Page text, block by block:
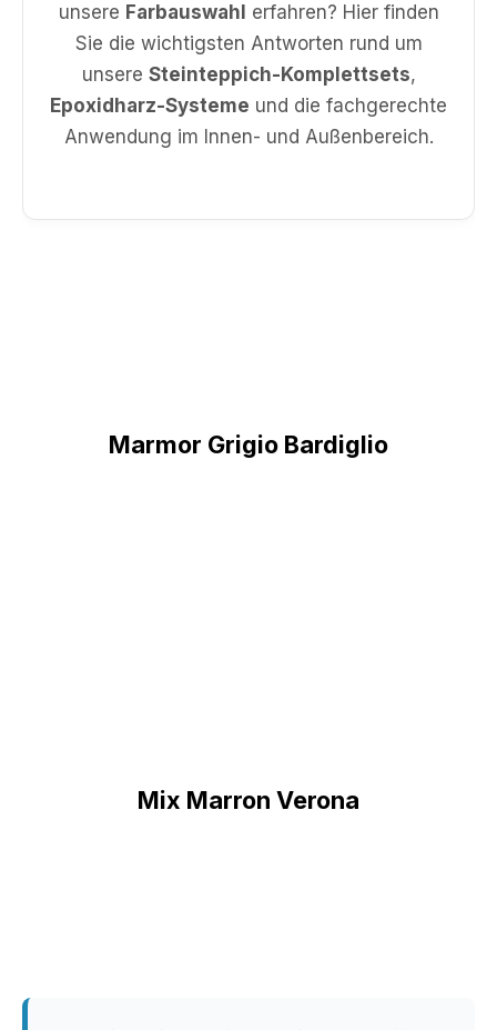
unsere Farbauswahl erfahren? Hier finden
Sie die wichtigsten Antworten rund um
unsere Steinteppich-Komplettsets,
Epoxidharz-Systeme und die fachgerechte
Anwendung im Innen- und Außenbereich.
Marmor Grigio Bardiglio
Mix Marron Verona